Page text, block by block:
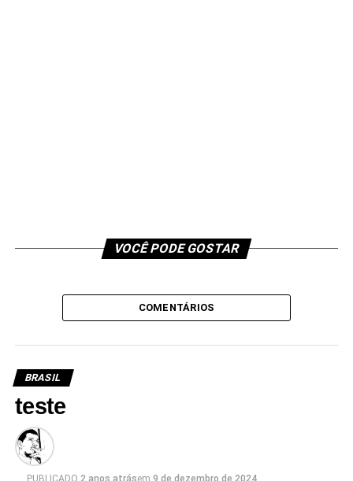
VOCÊ PODE GOSTAR
COMENTÁRIOS
BRASIL
teste
PUBLICADO 2 anos atrásem 9 de dezembro de 2024